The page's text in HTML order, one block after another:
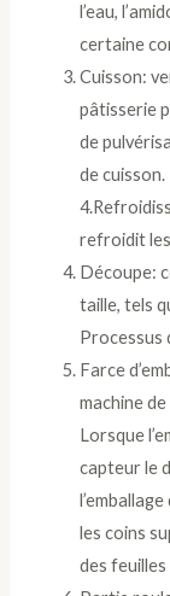
l’eau,
certaine
Cuisson:
pâtisserie
de
de cuisson.
refroidit
Découpe:
taille, tels
Processus
Farce
machine
Lorsque
capteur le
les coins
des